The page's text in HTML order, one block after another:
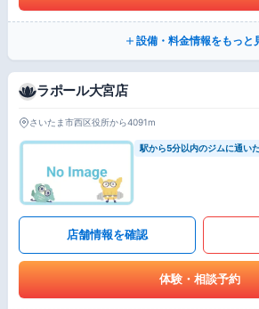
設備・料金情報をもっと
ラポール大宮店
さいたま市西区役所から4091m
駅から5分以内のジムに通い
店舗情報を確認
体験・相談予約